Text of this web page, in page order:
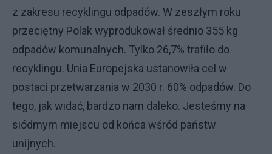
z zakresu recyklingu odpadów. W zeszłym roku
przeciętny Polak wyprodukował średnio 355 kg
odpadów komunalnych. Tylko 26,7% trafiło do
recyklingu. Unia Europejska ustanowiła cel w
postaci przetwarzania w 2030 r. 60% odpadów. Do
tego, jak widać, bardzo nam daleko. Jesteśmy na
siódmym miejscu od końca wśród państw
unijnych.